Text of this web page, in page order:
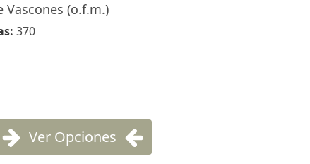
Vascones (o.f.m.)
370
Ver Opciones